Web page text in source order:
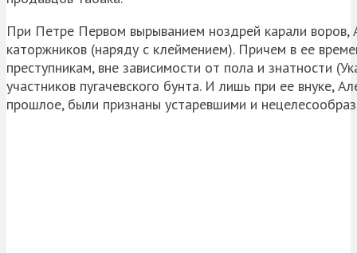
При Петре Первом вырыванием ноздрей карали воров,
каторжников (наряду с клеймением). Причем в ее
преступникам, вне зависимости от пола и знатности
участников пугачевского бунта. И лишь при ее внуке,
прошлое, были признаны устаревшими и